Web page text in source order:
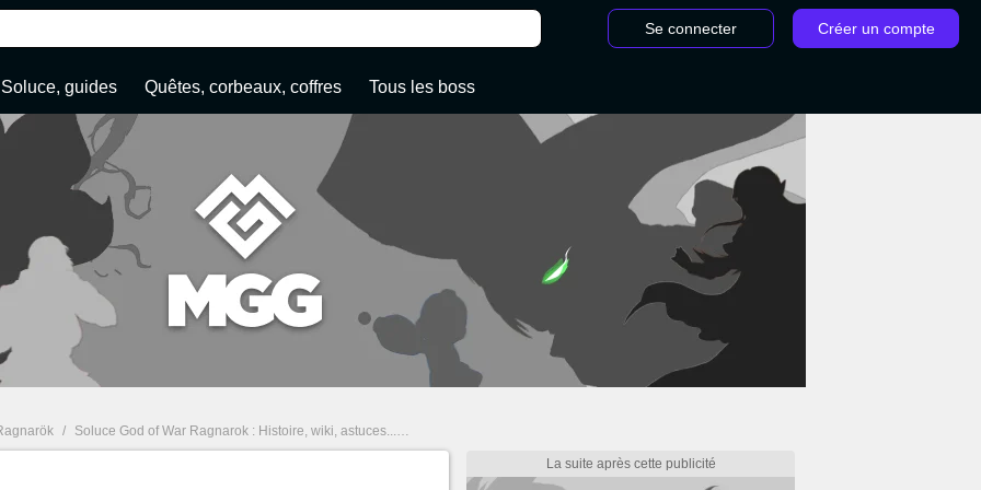
Se connecter Créer un compte
Soluce, guides Quêtes, corbeaux, coffres Tous les boss
/ Soluce God of War Ragnarok : Histoire, wiki, astuces... Guide complet